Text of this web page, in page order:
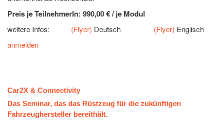
Preis je TeilnehmerIn: 990,00 € / je Modul
weitere Infos: (Flyer) Deutsch (Flyer) Englisch
anmelden
Car2X & Connectivity
Das Seminar, das das Rüstzeug für die zukünftigen
Fahrzeughersteller bereithält.